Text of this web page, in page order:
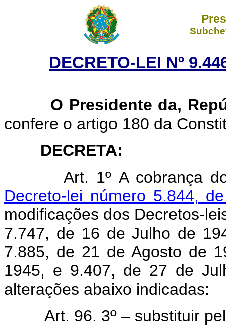
DECRETO-LEI Nº
O Presidente da,
confere o artigo 180 da
DECRETA:
Art. 1º A cobrança
Decreto-lei número 5.844,
modificações dos Decretos-
7.747, de 16 de Julho de
7.885, de 21 de Agosto de
1945, e 9.407, de 27 de
alterações abaixo indicadas:
Art. 96. 3º – substituir